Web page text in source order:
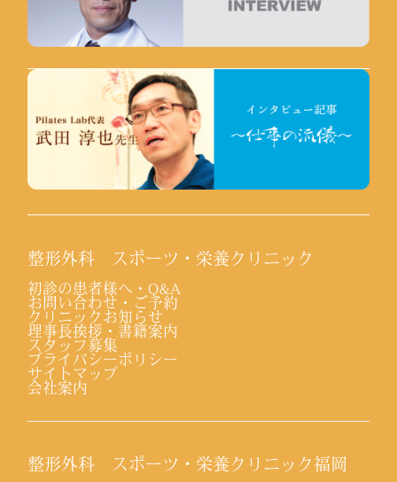
整形外科 スポーツ・栄養クリニック
初診の患者様へ・Q&A
お問い合わせ・ご予約
クリニックお知らせ
理事長挨拶・書籍案内
スタッフ募集
プライバシーポリシー
サイトマップ
会社案内
整形外科 スポーツ・栄養クリニック福岡